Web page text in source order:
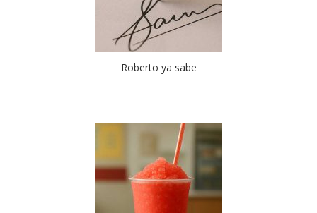
Roberto ya sabe